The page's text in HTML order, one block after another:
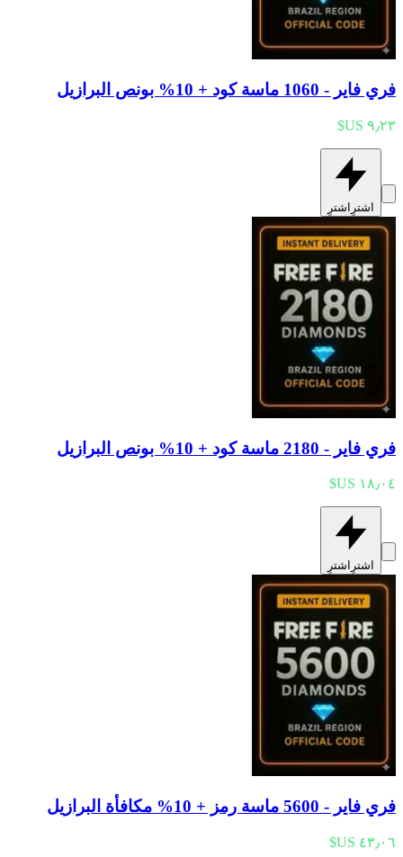
فري فاير - 1060 ماسة كود + 10% بونص البرازيل
اشترِ اشترِ
فري فاير - 2180 ماسة كود + 10% بونص البرازيل
اشترِ اشترِ
فري فاير - 5600 ماسة رمز + 10% مكافأة البرازيل